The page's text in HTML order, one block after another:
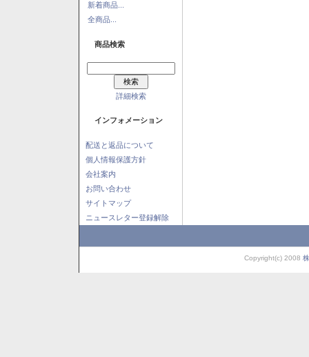
新着商品...
全商品...
商品検索
詳細検索
インフォメーション
配送と返品について
個人情報保護方針
会社案内
お問い合わせ
サイトマップ
ニュースレター登録解除
Copyright(c) 2008